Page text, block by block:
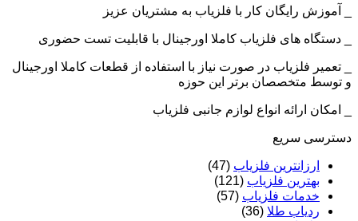
_ آموزش رایگان کار با فلزیاب به مشتریان عزیز
_ دستگاه های فلزیاب کاملا اورجینال با قابلیت تست حضوری
_ تعمیر فلزیاب در صورت نیاز با استفاده از قطعات کاملا اورجینال
و توسط متخصصان برتر این حوزه
_ امکان ارائه انواع لوازم جانبی فلزیاب
دسترسی سریع
ارزانترین فلزیاب (47)
بهترین فلزیاب (121)
خدمات فلزیاب (57)
ردیاب طلا (36)